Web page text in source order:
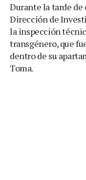
Durante la tarde de
Dirección de
la inspección
transgénero, que
dentro de su
Toma.